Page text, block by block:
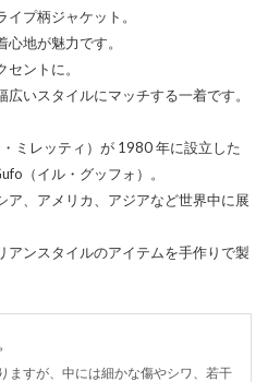
プ柄ジャケット。
地が魅力です。
ントに。
いスタイルにマッチする一着です。
ミレッティ）が 1980 年に設立した
（イル・グッフォ）。
ア、アメリカ、アジアなど世界中に展
アンスタイルのアイテムを手作りで製
ますが、中には細かな傷やシワ、若干